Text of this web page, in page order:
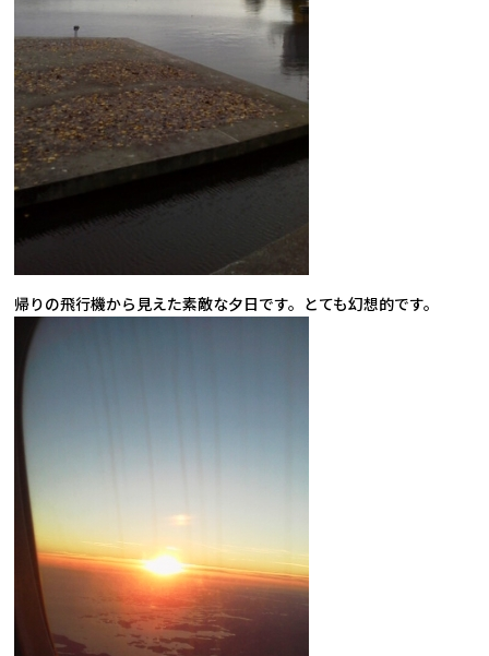
帰りの飛行機から見えた素敵な夕日です。とても幻想的です。